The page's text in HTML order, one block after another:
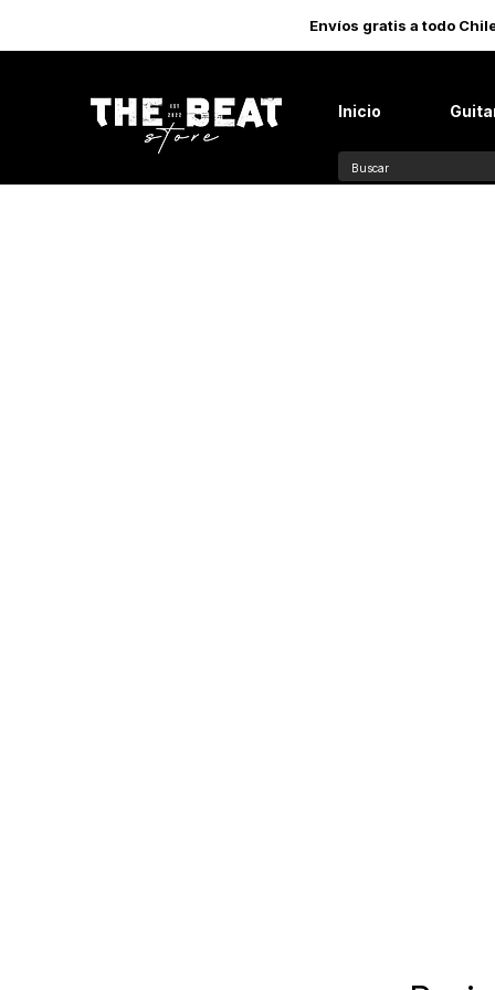
Envíos gratis a todo
Inicio